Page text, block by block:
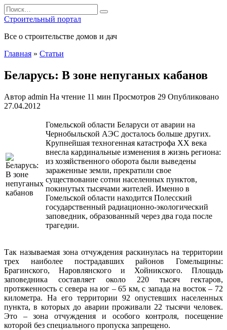
Перейти
к
содержанию
Search
for:
Строительный портал
Все о строительстве домов и дач
Главная » Статьи
Беларусь: В зоне непуганых кабанов
Автор admin На чтение 11 мин Просмотров 29 Опубликовано
27.04.2012
Гомельской области Беларуси от аварии на
Чернобыльской АЭС досталось больше других.
Крупнейшая техногенная катастрофа ХХ века
внесла кардинальные изменения в жизнь региона:
из хозяйственного оборота были выведены
зараженные земли, прекратили свое
существование сотни населенных пунктов,
покинутых тысячами жителей. Именно в
Гомельской области находится Полесский
государственный радиационно-экологический
заповедник, образованный через два года после
трагедии.
Так называемая зона отчуждения раскинулась на территории
трех наиболее пострадавших районов Гомельщины:
Брагинского, Наровлянского и Хойникского. Площадь
заповедника составляет около 220 тысяч гектаров,
протяженность с севера на юг – 65 км, с запада на восток – 72
километра. На его территории 92 опустевших населенных
пункта, в которых до аварии проживали 22 тысячи человек.
Это – зона отчуждения и особого контроля, посещение
которой без специального пропуска запрещено.